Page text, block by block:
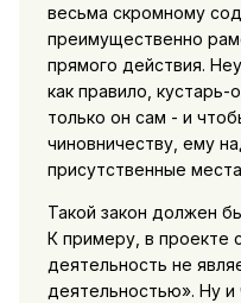
весьма скромному
преимущественно
прямого действия.
как правило, кустарь-
только он сам - и
чиновничеству, ему
присутственные
Такой закон должен
К примеру, в проекте
деятельность не
деятельностью». Ну и